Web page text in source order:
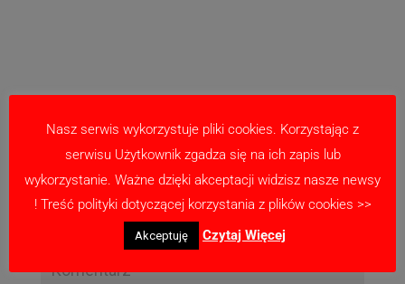
Prześlij komentarz
Twój adres email nie zostanie opublikowany.
Wymagane pola są oznaczone
Nasz serwis wykorzystuje pliki cookies. Korzystając z
serwisu Użytkownik zgadza się na ich zapis lub
wykorzystanie. Ważne dzięki akceptacji widzisz nasze newsy
! Treść polityki dotyczącej korzystania z plików cookies >>
Akceptuję Czytaj Więcej